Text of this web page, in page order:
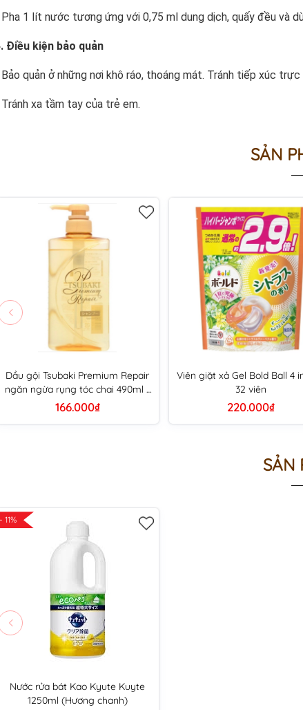
1 lít nước tương ứng với 0,75 ml dung dịch, quấy đều và
Điều kiện bảo quản
quản ở những nơi khô ráo, thoáng mát. Tránh tiếp xúc
xa tầm tay của trẻ em.
SẢN
Dầu gội Tsubaki Premium Repair
ngăn ngừa rụng tóc chai 490ml -
màu vàng
166.000₫
Viên giặt xả Gel Bold Ball 4
32 viên
220.000₫
SẢN
- 11%
Nước rửa bát Kao Kyute Kuyte
1250ml (Hương chanh)